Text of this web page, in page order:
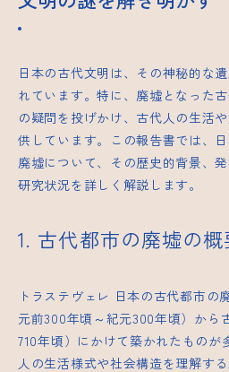
日本の古代文明は、その神秘的な
れています。特に、廃墟となった
の疑問を投げかけ、古代人の生活
供しています。この報告書では、
廃墟について、その歴史的背景、
研究状況を詳しく解説します。
1. 古代都市の廃墟の概
トラステヴェレ 日本の古代都市の
元前300年頃～紀元300年頃）から
710年頃）にかけて築かれたもの
人の生活様式や社会構造を理解す